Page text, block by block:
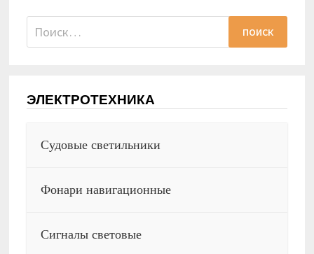
Найти:
ЭЛЕКТРОТЕХНИКА
Судовые светильники
Фонари навигационные
Сигналы световые